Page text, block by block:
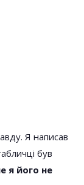
Я написав
був
я його не